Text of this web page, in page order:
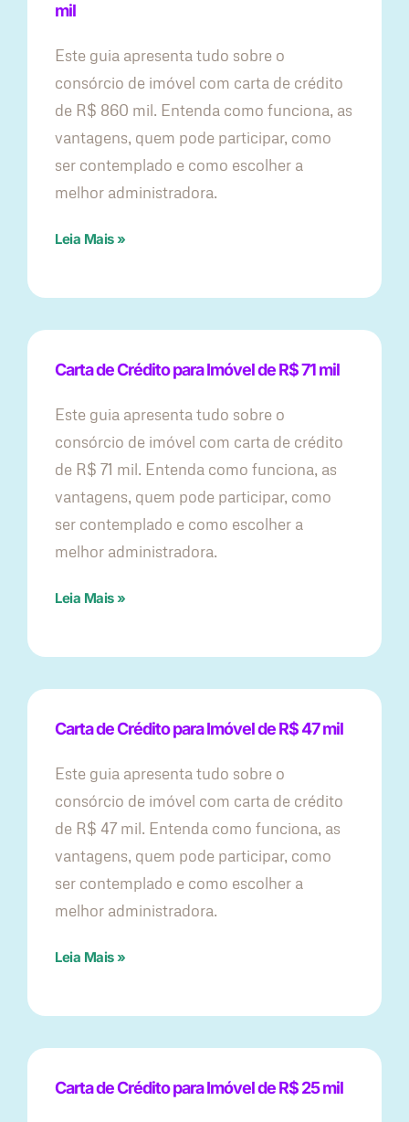
mil
Este guia apresenta tudo sobre o
consórcio de imóvel com carta de crédito
de R$ 860 mil. Entenda como funciona, as
vantagens, quem pode participar, como
ser contemplado e como escolher a
melhor administradora.
Leia Mais »
Carta de Crédito para Imóvel de R$ 71 mil
Este guia apresenta tudo sobre o
consórcio de imóvel com carta de crédito
de R$ 71 mil. Entenda como funciona, as
vantagens, quem pode participar, como
ser contemplado e como escolher a
melhor administradora.
Leia Mais »
Carta de Crédito para Imóvel de R$ 47 mil
Este guia apresenta tudo sobre o
consórcio de imóvel com carta de crédito
de R$ 47 mil. Entenda como funciona, as
vantagens, quem pode participar, como
ser contemplado e como escolher a
melhor administradora.
Leia Mais »
Carta de Crédito para Imóvel de R$ 25 mil